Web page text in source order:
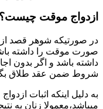
ازدواج موقت چیست؟
در صورتیکه شوهر قصد
صورت موقت را داشته
داشته باشد و اگر بدون
شروط ضمن عقد طلاق
به دلیل اینکه اثبات
میباشد،معمولا زنان به